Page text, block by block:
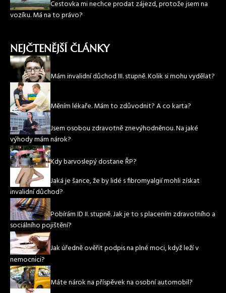
Cestovka mi nechce prodat zájezd, protože jsem na
vozíku. Má na to právo?
NEJČTENĚJŠÍ ČLÁNKY
Mám invalidní důchod III. stupně. Kolik si mohu vydělat?
Měním lékaře. Mám to zdůvodnit? A co karta?
Jsem osobou zdravotně znevýhodněnou. Na jaké
výhody mám nárok?
Kdy barvoslepý dostane ŘP?
Jaká je šance, že by lidé s fibromyalgií mohli získat
invalidní důchod?
Pobírám ID II. stupně. Jak je to s placením zdravotního a
sociálního pojištění?
Jak úředně ověřit podpis na plné moci, když leží v
nemocnici?
Máte nárok na příspěvek na osobní automobil?